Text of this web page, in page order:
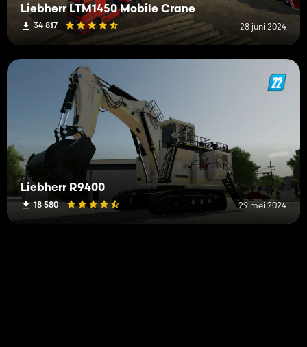
Liebherr LTM1450 Mobile Crane
34 817 28 juni 2024
Liebherr R9400
18 580 29 mei 2024